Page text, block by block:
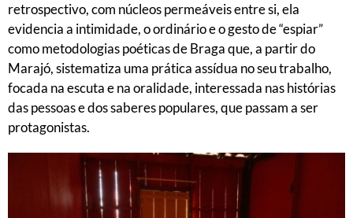
retrospectivo, com núcleos permeáveis entre si, ela
evidencia a intimidade, o ordinário e o gesto de “espiar”
como metodologias poéticas de Braga que, a partir do
Marajó, sistematiza uma prática assídua no seu trabalho,
focada na escuta e na oralidade, interessada nas histórias
das pessoas e dos saberes populares, que passam a ser
protagonistas.